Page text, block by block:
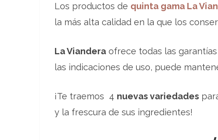
Los productos de quinta gama La
la más alta calidad en la que los
La Viandera ofrece todas las
las indicaciones de uso, puede
¡Te traemos 4 nuevas variedades
y la frescura de sus ingredientes!